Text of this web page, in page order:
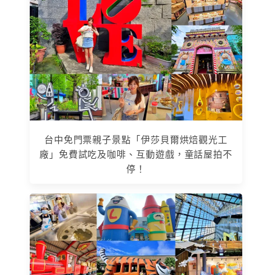
台中免門票親子景點「伊莎貝爾烘焙觀光工
廠」免費試吃及咖啡、互動遊戲，童話屋拍不
停！